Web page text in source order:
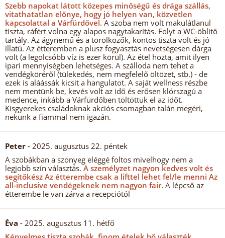
Szebb napokat látott közepes minőségű és drága szállás,
vitathatatlan előnye, hogy jó helyen van, közvetlen
kapcsolattal a Várfürdővel. A szoba nem volt makulátlanul
tiszta, ráfért volna egy alapos nagytakarítás. Folyt a WC-öblítő
tartály. Az ágynemű és a törölközők, köntös tiszta volt és jó
illatú. Az étteremben a plusz fogyasztás nevetségesen dárga
volt (a legolcsóbb víz is ezer körül). Az étel hozta, amit ilyen
ipari mennyiségben lehetséges. A szálloda nem tehet a
vendégköréről (tülekedés, nem megfelelő öltözet, stb.) - de
ezek is aláássák kicsit a hangulatot. A saját wellness részbe
nem mentünk be, kevés volt az idő és erősen klórszagú a
medence, inkább a Várfürdőben töltöttük el az időt.
Kisgyerekes családoknak akciós csomagban talán megéri,
nekünk a fiammal nem igazán.
Peter - 2025. augusztus 22. péntek
A szobákban a szonyeg eléggé foltos mivelhogy nem a
legjobb szín választás. A személyzet nagyon kedves volt és
segítőkész Az étterembe csak a lifttel lehet fel/le menni Az
all-inclusive vendégeknek nem nagyon fair. A lépcső az
étterembe le van zárva a recepciótól
Éva - 2025. augusztus 11. hétfő